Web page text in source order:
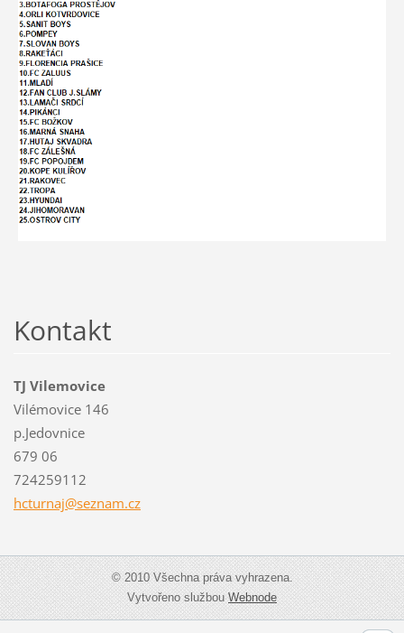
Kontakt
TJ Vilemovice
Vilémovice 146
p.Jedovnice
679 06
724259112
hcturnaj@seznam.cz
© 2010 Všechna práva vyhrazena.
Vytvořeno službouWebnode